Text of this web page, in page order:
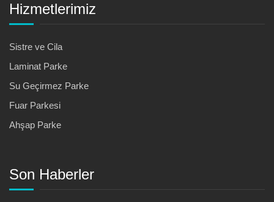
Hizmetlerimiz
Sistre ve Cila
Laminat Parke
Su Geçirmez Parke
Fuar Parkesi
Ahşap Parke
Son Haberler